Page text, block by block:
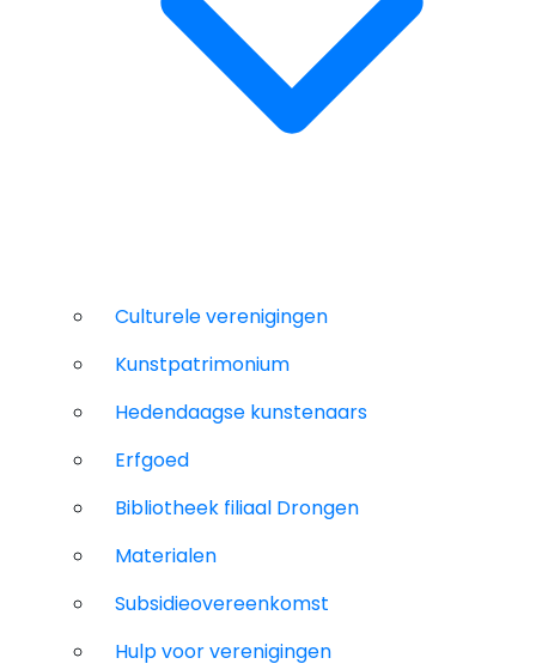
Culturele verenigingen
Kunstpatrimonium
Hedendaagse kunstenaars
Erfgoed
Bibliotheek filiaal Drongen
Materialen
Subsidieovereenkomst
Hulp voor verenigingen